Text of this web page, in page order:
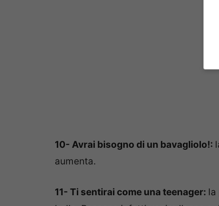
10- Avrai bisogno di un bavagliolo!:
aumenta.
11- Ti sentirai come una teenager: la